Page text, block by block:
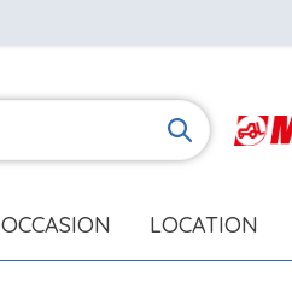
OCCASION LOCATION